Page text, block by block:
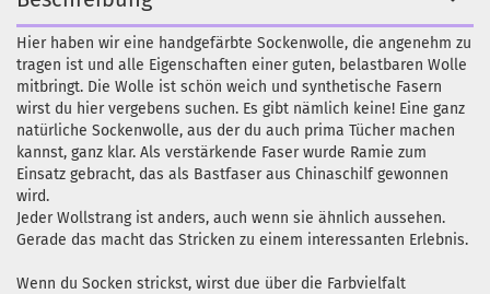
Hier haben wir eine handgefärbte Sockenwolle, die angenehm zu
tragen ist und alle Eigenschaften einer guten, belastbaren Wolle
mitbringt. Die Wolle ist schön weich und synthetische Fasern
wirst du hier vergebens suchen. Es gibt nämlich keine! Eine ganz
natürliche Sockenwolle, aus der du auch prima Tücher machen
kannst, ganz klar. Als verstärkende Faser wurde Ramie zum
Einsatz gebracht, das als Bastfaser aus Chinaschilf gewonnen
wird.
Jeder Wollstrang ist anders, auch wenn sie ähnlich aussehen.
Gerade das macht das Stricken zu einem interessanten Erlebnis.
Wenn du Socken strickst, wirst due über die Farbvielfalt